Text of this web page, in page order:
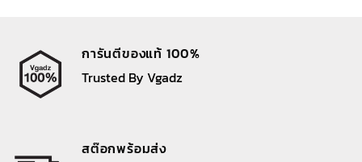
การันตีของแท้ 100%
Trusted By Vgadz
สต๊อกพร้อมส่ง